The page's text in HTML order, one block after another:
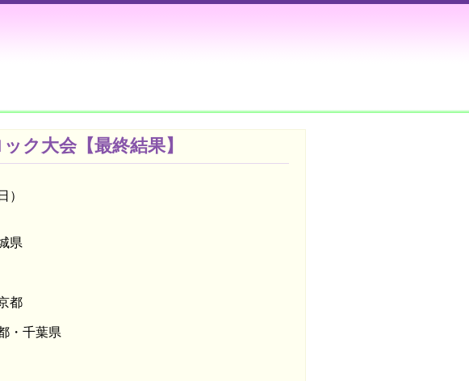
ク大会【最終結果】
）
県
都
・千葉県